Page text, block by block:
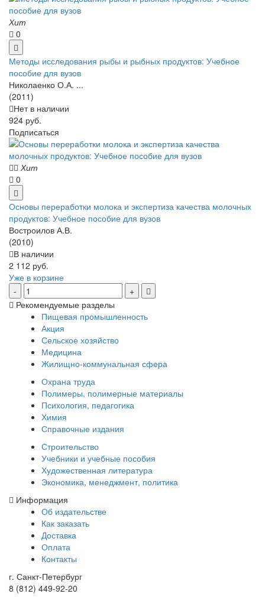
Хит
0
Методы исследования рыбы и рыбных продуктов: Учебное
пособие для вузов
Николаенко О.А. ...
(2011)
Нет в наличии
924 руб.
Подписаться
Хит
0
Основы переработки молока и экспертиза качества молочных
продуктов: Учебное пособие для вузов
Востроилов А.В.
(2010)
В наличии
2 112 руб.
Уже в корзине
Рекомендуемые разделы
Пищевая промышленность
Акция
Сельское хозяйство
Медицина
Жилищно-коммунальная сфера
Охрана труда
Полимеры, полимерные материалы
Психология, педагогика
Химия
Справочные издания
Строительство
Учебники и учебные пособия
Художественная литература
Экономика, менеджмент, политика
Информация
Об издательстве
Как заказать
Доставка
Оплата
Контакты
г. Санкт-Петербург
8 (812) 449-92-20